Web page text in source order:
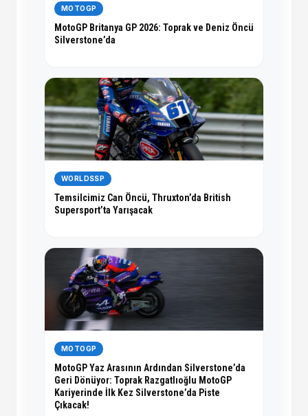
MOTOGP
MotoGP Britanya GP 2026: Toprak ve Deniz Öncü
Silverstone’da
WORLDSSP
Temsilcimiz Can Öncü, Thruxton’da British
Supersport’ta Yarışacak
MOTOGP
MotoGP Yaz Arasının Ardından Silverstone’da
Geri Dönüyor: Toprak Razgatlıoğlu MotoGP
Kariyerinde İlk Kez Silverstone’da Piste
Çıkacak!